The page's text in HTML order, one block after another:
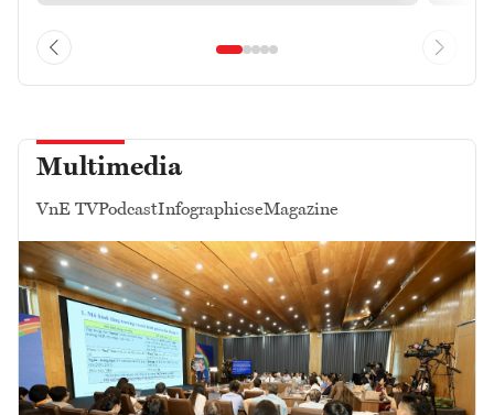
Multimedia
VnE TVPodcastInfographicseMagazine